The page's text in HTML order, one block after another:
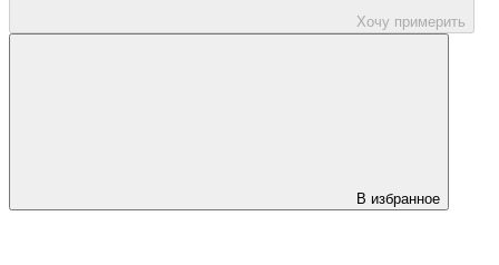
Хочу примерить
В избранное